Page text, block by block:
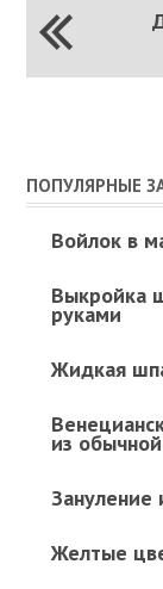
ПОПУЛЯРНЫЕ
Войлок в
Выкройка
руками
Жидкая
из
Зануление
Желтые